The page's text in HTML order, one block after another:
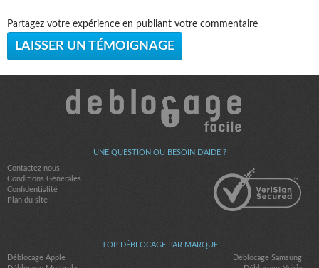
Partagez votre expérience en publiant votre commentaire
LAISSER UN TÉMOIGNAGE
UNE QUESTION OU BESOIN D'AIDE ?
Contactez nous
Conditions Générales
Confidentialité
Plan du site
TOP DÉBLOCAGE PAR MARQUE
Déblocage Apple
Déblocage Samsung